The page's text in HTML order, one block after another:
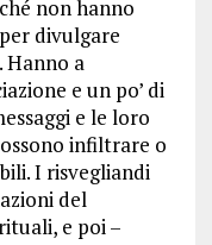
non hanno
divulgare
Hanno a
e un po’ di
e le loro
infiltrare o
I risvegliandi
del
e poi –